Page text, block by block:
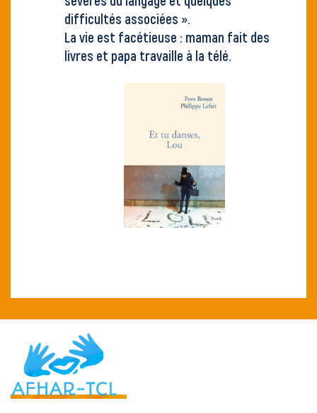
difficultés associées ».
La vie est facétieuse : maman fait des
livres et papa travaille à la télé.